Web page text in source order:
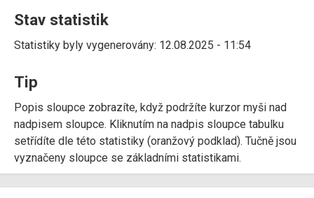
Stav statistik
Statistiky byly vygenerovány: 12.08.2025 - 11:54
Tip
Popis sloupce zobrazíte, když podržíte kurzor myši nad
nadpisem sloupce. Kliknutím na nadpis sloupce tabulku
setřídíte dle této statistiky (oranžový podklad). Tučně jsou
vyznačeny sloupce se základními statistikami.